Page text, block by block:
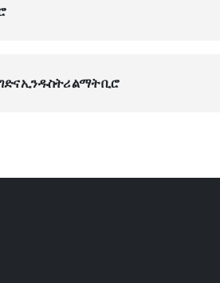
ኢንዱስትሪ ልማት ቢሮ